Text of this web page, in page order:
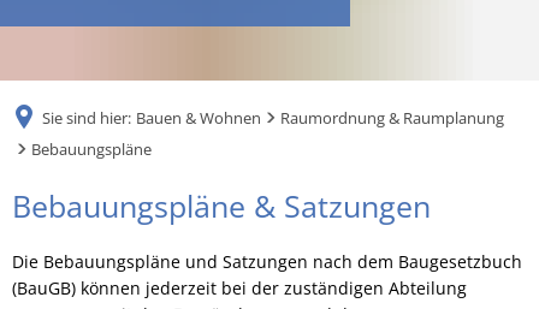
Sie sind hier: Bauen & Wohnen
Raumordnung & Raumplanung
Bebauungspläne
Bebauungspläne
Bebauungspläne & Satzungen
Die Bebauungspläne und Satzungen nach dem Baugesetzbuch
(BauGB) können jederzeit bei der zuständigen Abteilung